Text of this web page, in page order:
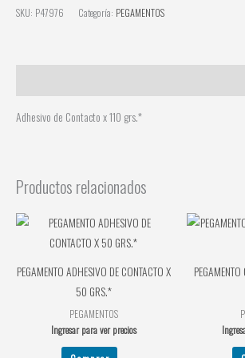
SKU: P47976 Categoría: PEGAMENTOS
Adhesivo de Contacto x 110 grs.*
Productos relacionados
PEGAMENTO ADHESIVO DE CONTACTO X
50 GRS.*
PEGAMENTOS
Ingresar para ver precios